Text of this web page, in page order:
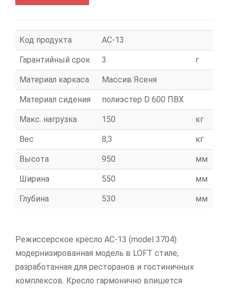
Код продукта АС-13
Гарантийный срок 3 г
Материал каркаса Массив Ясеня
Материал сидения полиэстер D 600 ПВХ
Макс. нагрузка 150 кг
Вес 8,3 кг
Высота 950 мм
Ширина 550 мм
Глубина 530 мм
Режиссерское кресло АС-13 (model 3704)
модернизированная модель в LOFT стиле,
разработанная для ресторанов и гостиничных
комплексов. Кресло гармонично впишется